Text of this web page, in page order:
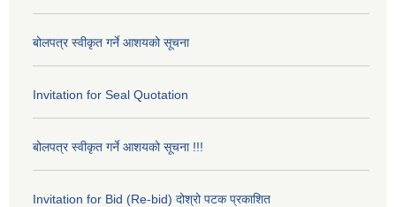
बोलपत्र स्वीकृत गर्ने आशयको सूचना
Invitation for Seal Quotation
बोलपत्र स्वीकृत गर्ने आशयको सूचना !!!
Invitation for Bid (Re-bid) दोश्रो पटक प्रकाशित